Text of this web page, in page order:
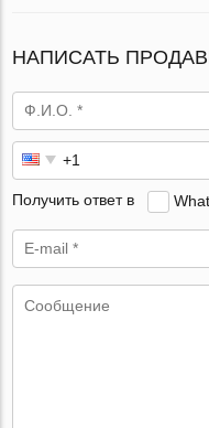
НАПИСАТЬ
Получить ответ в